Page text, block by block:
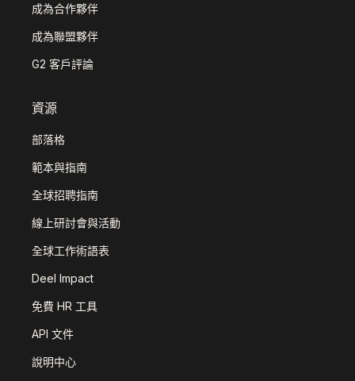
成為合作夥伴
成為聯盟夥伴
G2 客戶評論
資源
部落格
範本與指南
全球招聘指南
線上研討會與活動
全球工作術語表
Deel Impact
免費 HR 工具
API 文件
說明中心